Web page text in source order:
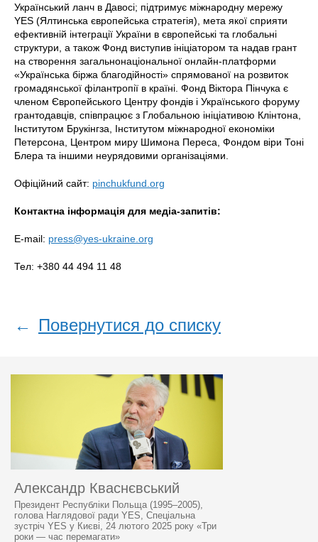
Український ланч в Давосі; підтримує міжнародну мережу
YES (Ялтинська європейська стратегія), мета якої сприяти
ефективній інтеграції України в європейські та глобальні
структури, а також Фонд виступив ініціатором та надав грант
на створення загальнонаціональної онлайн-платформи
«Українська біржа благодійності» спрямованої на розвиток
громадянської філантропії в країні. Фонд Віктора Пінчука є
членом Європейського Центру фондів і Українського форуму
грантодавців, співпрацює з Глобальною ініціативою Клінтона,
Інститутом Брукінгза, Інститутом міжнародної економіки
Петерсона, Центром миру Шимона Переса, Фондом віри Тоні
Блера та іншими неурядовими організаціями.
Офіційний сайт: pinchukfund.org
Контактна інформація для медіа-запитів:
E-mail: press@yes-ukraine.org
Тел: +380 44 494 11 48
← Повернутися до списку
Александр Кваснєвський
Президент Республіки Польща (1995–2005),
голова Наглядової ради YES, Спеціальна
зустріч YES у Києві, 24 лютого 2025 року «Три
роки — час перемагати»